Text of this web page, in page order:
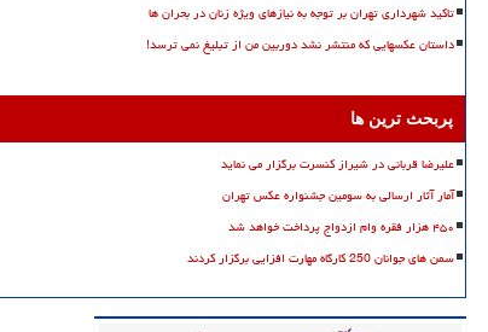
تاکید شهرداری تهران بر توجه به نیازهای ویژه زنان در بحران ها
داستان عکسهایی که منتشر نشد دوربین من از تبلیغ نمی ترسد!
پربحث ترین ها
علیرضا قربانی در شیراز کنسرت برگزار می نماید
آمار آثار ارسالی به سومین جشنواره عکس تهران
۴۵۰ هزار فقره وام ازدواج پرداخت خواهد شد
سمن های جوانان 250 کارگاه مهارت افزایی برگزار کردند